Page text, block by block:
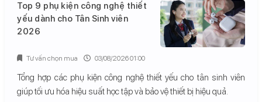
Top 9 phụ kiện công nghệ thiết
yếu dành cho Tân Sinh viên
2026
Tổng hợp các phụ kiện công nghệ thiết yếu cho tân sinh viên
giúp tối ưu hóa hiệu suất học tập và bảo vệ thiết bị hiệu quả.
Tư vấn chọn mua 03/08/2026 01:00